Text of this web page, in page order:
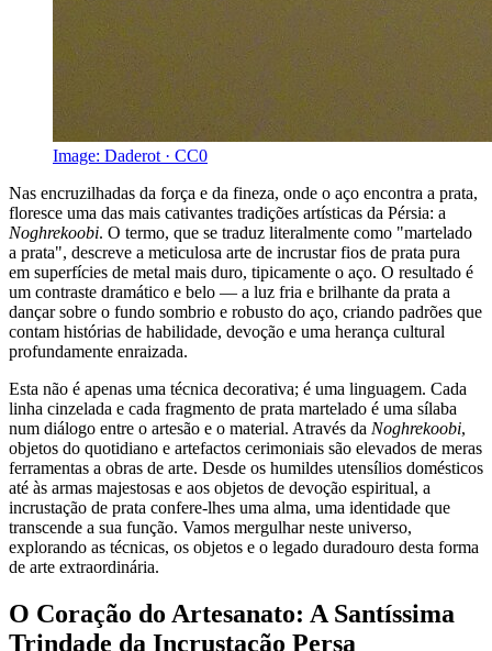
Image: Daderot · CC0
Nas encruzilhadas da força e da fineza, onde o aço encontra a prata,
floresce uma das mais cativantes tradições artísticas da Pérsia: a
Noghrekoobi. O termo, que se traduz literalmente como "martelado
a prata", descreve a meticulosa arte de incrustar fios de prata pura
em superfícies de metal mais duro, tipicamente o aço. O resultado é
um contraste dramático e belo — a luz fria e brilhante da prata a
dançar sobre o fundo sombrio e robusto do aço, criando padrões que
contam histórias de habilidade, devoção e uma herança cultural
profundamente enraizada.
Esta não é apenas uma técnica decorativa; é uma linguagem. Cada
linha cinzelada e cada fragmento de prata martelado é uma sílaba
num diálogo entre o artesão e o material. Através da Noghrekoobi,
objetos do quotidiano e artefactos cerimoniais são elevados de meras
ferramentas a obras de arte. Desde os humildes utensílios domésticos
até às armas majestosas e aos objetos de devoção espiritual, a
incrustação de prata confere-lhes uma alma, uma identidade que
transcende a sua função. Vamos mergulhar neste universo,
explorando as técnicas, os objetos e o legado duradouro desta forma
de arte extraordinária.
O Coração do Artesanato: A Santíssima
Trindade da Incrustação Persa